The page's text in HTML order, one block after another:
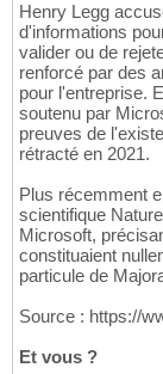
Henry Legg
d'informations
valider ou de
renforcé par des
pour l'entreprise.
soutenu par
preuves de
rétracté en 2021.
Plus récemment
scientifique
Microsoft,
constituaient
particule de
Source : https://
Et vous ?